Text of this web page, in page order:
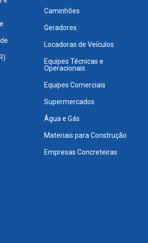
Caminhões
Geradores
Locadoras de Veículos
Equipes Técnicas e
Operacionais
Equipes Comerciais
Supermercados
Água e Gás
Materiais para Construção
Empresas Concreteiras